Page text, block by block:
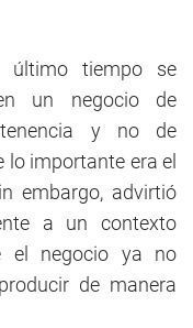
último tiempo se
un negocio de
y no de
importante era el
embargo, advirtió
a un contexto
el negocio ya no
de manera